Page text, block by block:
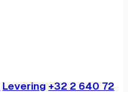
Levering +32 2 640 72